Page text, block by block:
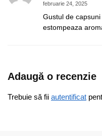
februarie 24, 2025
Gustul de
estompeaza
Adaugă o recenzie
Trebuie să fii autentificat